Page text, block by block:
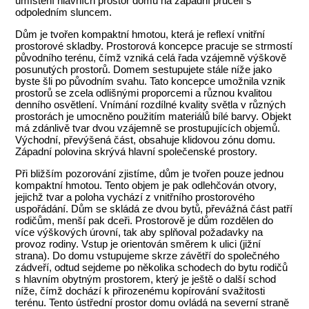
odpoledním sluncem.
Dům je tvořen kompaktní hmotou, která je reflexí vnitřní
prostorové skladby. Prostorová koncepce pracuje se strmostí
původního terénu, čímž vzniká celá řada vzájemně výškově
posunutých prostorů. Domem sestupujete stále níže jako
byste šli po původním svahu. Tato koncepce umožnila vznik
prostorů se zcela odlišnými proporcemi a různou kvalitou
denního osvětlení. Vnímání rozdílné kvality světla v různých
prostorách je umocněno použitím materiálů bílé barvy. Objekt
má zdánlivě tvar dvou vzájemně se prostupujících objemů.
Východní, převýšená část, obsahuje klidovou zónu domu.
Západní polovina skrývá hlavní společenské prostory.
Při bližším pozorování zjistíme, dům je tvořen pouze jednou
kompaktní hmotou. Tento objem je pak odlehčován otvory,
jejichž tvar a poloha vychází z vnitřního prostorového
uspořádání. Dům se skládá ze dvou bytů, převážná část patří
rodičům, menší pak dceři. Prostorově je dům rozdělen do
více výškových úrovní, tak aby splňoval požadavky na
provoz rodiny. Vstup je orientován směrem k ulici (jižní
strana). Do domu vstupujeme skrze závětří do společného
zádveří, odtud sejdeme po několika schodech do bytu rodičů
s hlavním obytným prostorem, který je ještě o další schod
níže, čímž dochází k přirozenému kopírování svažitosti
terénu. Tento ústřední prostor domu ovládá na severní straně